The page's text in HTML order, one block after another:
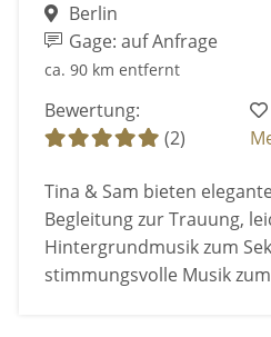
Berlin
Gage: auf Anfrage
ca. 90 km entfernt
Bewertung:
(2)
Tina & Sam bieten
Begleitung zur Trauung,
Hintergrundmusik zum
stimmungsvolle Musik